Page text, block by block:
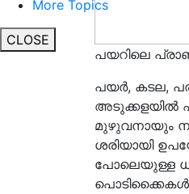
More Topics
CLOSE
പയറിലെ
പയർ, കടല,
അടുക്കളയിൽ
മുഴുവനായും
ശരിയായി
പോലെയുള്ള
പൊടിക്കൈകൾ